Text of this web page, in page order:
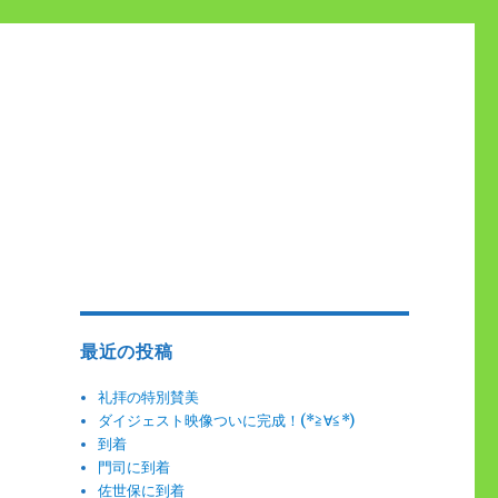
最近の投稿
礼拝の特別賛美
ダイジェスト映像ついに完成！(*≧∀≦*)
到着
門司に到着
佐世保に到着